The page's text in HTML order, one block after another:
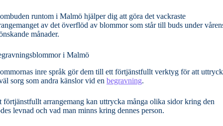
runtom i Malmö hjälper dig att göra det vackraste
av det överflöd av blommor som står till buds under
månader.
i Malmö
inre språk gör dem till ett förtjänstfullt verktyg för att
sorg som andra känslor vid en begravning.
förtjänstfullt arrangemang kan uttrycka många olika sidor kring den
levnad och vad man minns kring dennes person.